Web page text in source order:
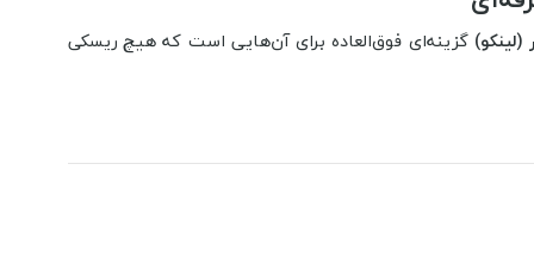
گزینه‌ای فوق‌العاده برای آن‌هایی است که هیچ ریسکی